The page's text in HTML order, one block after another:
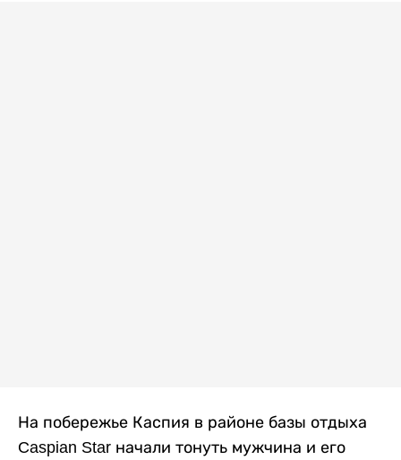
На побережье Каспия в районе базы отдыха
Caspian Star начали тонуть мужчина и его